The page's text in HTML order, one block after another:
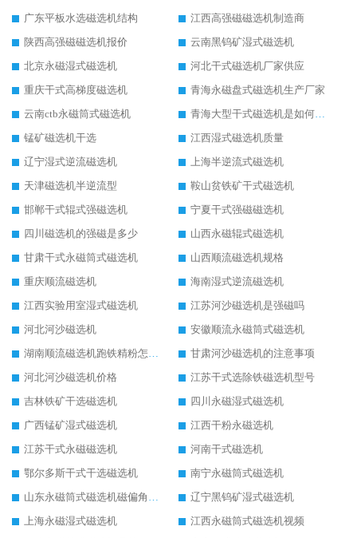
广东平板水选磁选机结构
江西高强磁磁选机制造商
陕西高强磁磁选机报价
云南黑钨矿湿式磁选机
北京永磁湿式磁选机
河北干式磁选机厂家供应
重庆干式高梯度磁选机
青海永磁盘式磁选机生产厂家
云南ctb永磁筒式磁选机
青海大型干式磁选机是如何选矿的
锰矿磁选机干选
江西湿式磁选机质量
辽宁湿式逆流磁选机
上海半逆流式磁选机
天津磁选机半逆流型
鞍山贫铁矿干式磁选机
邯郸干式辊式强磁选机
宁夏干式强磁磁选机
四川磁选机的强磁是多少
山西永磁辊式磁选机
甘肃干式永磁筒式磁选机
山西顺流磁选机规格
重庆顺流磁选机
海南湿式逆流磁选机
江西实验用室湿式磁选机
江苏河沙磁选机是强磁吗
河北河沙磁选机
安徽顺流永磁筒式磁选机
湖南顺流磁选机跑铁精粉怎么处理
甘肃河沙磁选机的注意事项
河北河沙磁选机价格
江苏干式选除铁磁选机型号
吉林铁矿干选磁选机
四川永磁湿式磁选机
广西锰矿湿式磁选机
江西干粉永磁选机
江苏干式永磁磁选机
河南干式磁选机
鄂尔多斯干式干选磁选机
南宁永磁筒式磁选机
山东永磁筒式磁选机磁偏角怎么调整
辽宁黑钨矿湿式磁选机
上海永磁湿式磁选机
江西永磁筒式磁选机视频